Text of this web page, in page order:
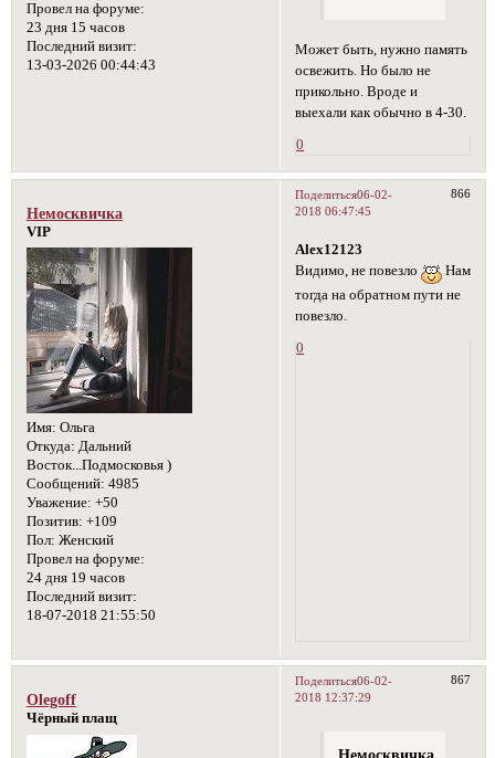
Провел на форуме:
23 дня 15 часов
Последний визит:
13-03-2026 00:44:43
Может быть, нужно память
освежить. Но было не
прикольно. Вроде и
выехали как обычно в 4-30.
0
Поделиться 866
06-02-
2018 06:47:45
Немосквичка
VIP
Имя: Ольга
Откуда: Дальний
Восток...Подмосковья )
Сообщений: 4985
Уважение: +50
Позитив: +109
Пол: Женский
Провел на форуме:
24 дня 19 часов
Последний визит:
18-07-2018 21:55:50
Alex12123
Видимо, не повезло
Нам
тогда на обратном пути не
повезло.
0
Поделиться 867
06-02-
2018 12:37:29
Olegoff
Чёрный плащ